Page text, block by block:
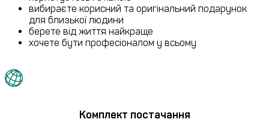
вибираєте корисний та оригінальний подарунок
для близької людини
берете від життя найкраще
хочете бути професіоналом у всьому
Комплект постачання